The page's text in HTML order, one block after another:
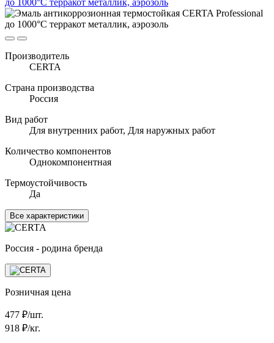
Производитель
CERTA
Страна производства
Россия
Вид работ
Для внутренних работ, Для наружных работ
Количество компонентов
Однокомпонентная
Термоустойчивость
Да
Все характеристики
Россия - родина бренда
Розничная цена
477 ₽/шт.
918 ₽/кг.